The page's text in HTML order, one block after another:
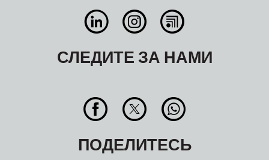
СЛЕДИТЕ ЗА НАМИ
ПОДЕЛИТЕСЬ